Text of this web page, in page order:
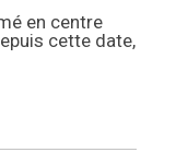
en centre
cette date,